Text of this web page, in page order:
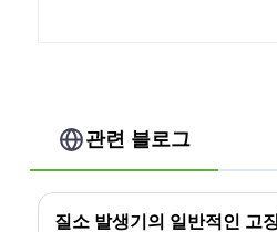
관련 블로그
질소 발생기의 일반적인 고